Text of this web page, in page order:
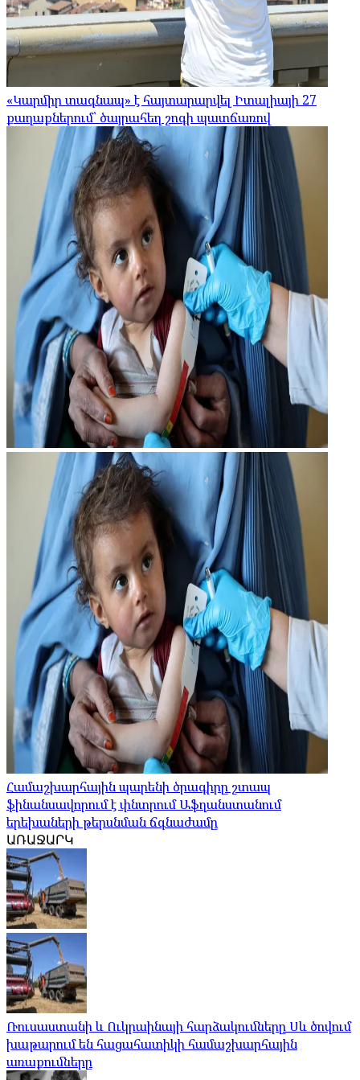
«Կարմիր տագնապ» է հայտարարվել Իտալիայի 27
քաղաքներում՝ ծայրահեղ շոգի պատճառով
Համաշխարհային պարենի ծրագիրը շտապ
ֆինանսավորում է փնտրում Աֆղանստանում
երեխաների թերսնման ճգնաժամը
ԱՌԱՋԱՐԿ
Ռուսաստանի և Ուկրաինայի հարձակումները Սև ծովում
խաթարում են հացահատիկի համաշխարհային
առաքումները